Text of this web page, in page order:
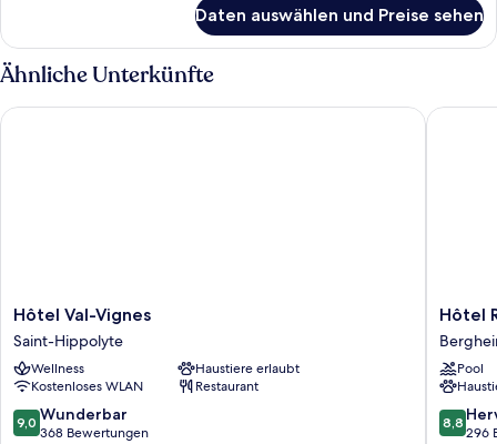
Zimmer
Daten auswählen und Preise sehen
Ähnliche Unterkünfte
Hôtel
Val-
Vignes
Saint-
Hippolyte
Hôtel Val-Vignes
Saint-Hippolyte
Wellness
Haustiere erlaubt
Kostenloses WLAN
Restaurant
9.0
von
9,0 Wunderbar
368 Bewertungen
Hôtel Val-Vignes
Hôtel
La
Cour
du
Bailli
Hôtel
Pool
8.8
von
8,8
296
Hôtel